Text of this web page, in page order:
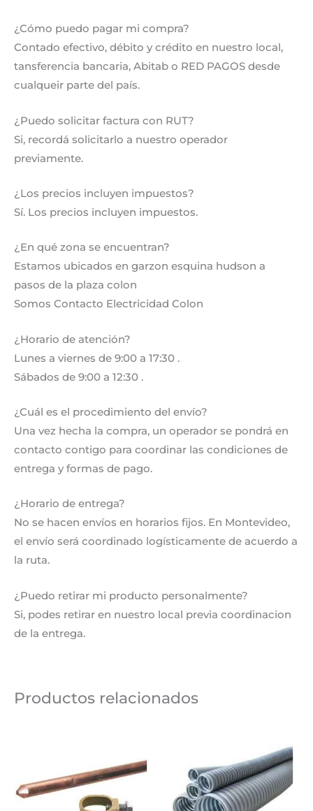
¿Cómo puedo pagar mi compra?
Contado efectivo, débito y crédito en nuestro local,
tansferencia bancaria, Abitab o RED PAGOS desde
cualqueir parte del país.
¿Puedo solicitar factura con RUT?
Si, recordá solicitarlo a nuestro operador
previamente.
¿Los precios incluyen impuestos?
Sí. Los precios incluyen impuestos.
¿En qué zona se encuentran?
Estamos ubicados en garzon esquina hudson a
pasos de la plaza colon
Somos Contacto Electricidad Colon
¿Horario de atención?
Lunes a viernes de 9:00 a 17:30 .
Sábados de 9:00 a 12:30 .
¿Cuál es el procedimiento del envío?
Una vez hecha la compra, un operador se pondrá en
contacto contigo para coordinar las condiciones de
entrega y formas de pago.
¿Horario de entrega?
No se hacen envíos en horarios fijos. En Montevideo,
el envío será coordinado logísticamente de acuerdo a
la ruta.
¿Puedo retirar mi producto personalmente?
Si, podes retirar en nuestro local previa coordinacion
de la entrega.
Productos relacionados